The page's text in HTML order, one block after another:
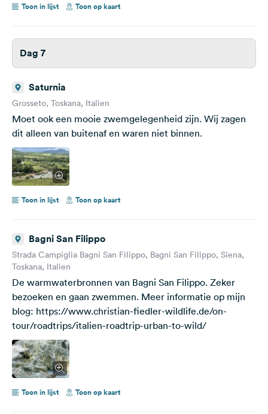
Toon in lijst Toon op kaart
Dag 7
Saturnia
Grosseto, Toskana, Italien
Moet ook een mooie zwemgelegenheid zijn. Wij zagen
dit alleen van buitenaf en waren niet binnen.
Toon in lijst Toon op kaart
Bagni San Filippo
Strada Campiglia Bagni San Filippo, Bagni San Filippo, Siena,
Toskana, Italien
De warmwaterbronnen van Bagni San Filippo. Zeker
bezoeken en gaan zwemmen. Meer informatie op mijn
blog: https://www.christian-fiedler-wildlife.de/on-
tour/roadtrips/italien-roadtrip-urban-to-wild/
Toon in lijst Toon op kaart